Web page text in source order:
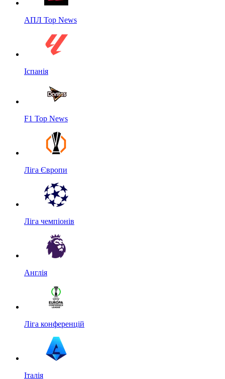
АПЛ Top News
Іспанія
F1 Top News
Ліга Європи
Ліга чемпіонів
Англія
Ліга конференцій
Італія